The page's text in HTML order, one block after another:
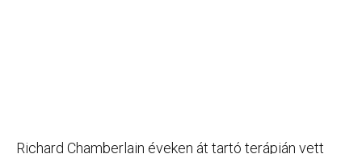
Richard Chamberlain éveken át tartó terápián vett